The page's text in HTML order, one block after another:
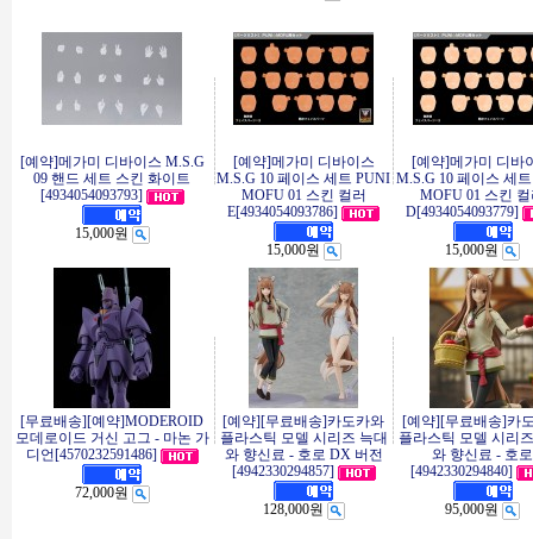
[예약]메가미 디바이스 M.S.G
09 핸드 세트 스킨 화이트
[4934054093793]
15,000원
[예약]메가미 디바이스
M.S.G 10 페이스 세트 PUNI
MOFU 01 스킨 컬러
E[4934054093786]
15,000원
[예약]메가미 디바
M.S.G 10 페이스 세
MOFU 01 스킨
D[4934054093779]
15,000원
[무료배송][예약]MODEROID
모데로이드 거신 고그 - 마논 가
디언[4570232591486]
72,000원
[예약][무료배송]카도카와
플라스틱 모델 시리즈 늑대
와 향신료 - 호로 DX 버전
[4942330294857]
128,000원
[예약][무료배송]카
플라스틱 모델 시리
와 향신료 - 호로
[4942330294840]
95,000원